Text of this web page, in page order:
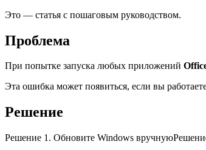
Это — статья с пошаговым руководством.
Проблема
При попытке запуска любых приложений
Эта ошибка может появиться, если вы
Решение
Решение 1. Обновите Windows